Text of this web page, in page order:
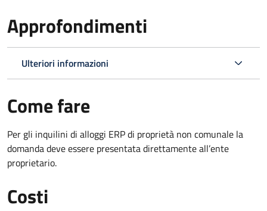
Approfondimenti
Ulteriori informazioni
Come fare
Per gli inquilini di alloggi ERP di proprietà non comunale la
domanda deve essere presentata direttamente all’ente
proprietario.
Costi